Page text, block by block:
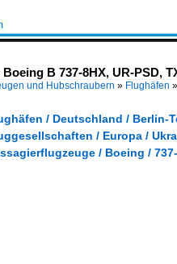
B 737-8HX, UR-PSD,
und Hubschraubern » Flughäfen »
/ Deutschland / Berlin-
/ Europa /
/ Boeing /